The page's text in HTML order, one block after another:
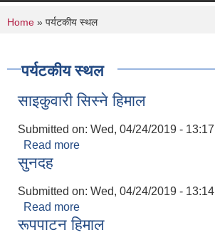
You are here
Home » पर्यटकीय स्थल
पर्यटकीय स्थल
साइकुवारी सिस्ने हिमाल
Submitted on: Wed, 04/24/2019 - 13:17
Read more
सुनदह
Submitted on: Wed, 04/24/2019 - 13:14
Read more
रूपपाटन हिमाल